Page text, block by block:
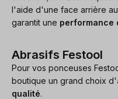
l'aide d'une face arrière
garantit une performance
Abrasifs Festool
Pour vos ponceuses
boutique un grand choix d'
qualité.